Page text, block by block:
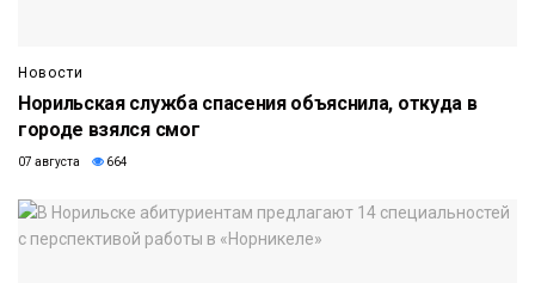
Новости
Норильская служба спасения объяснила, откуда в
городе взялся смог
07 августа 664